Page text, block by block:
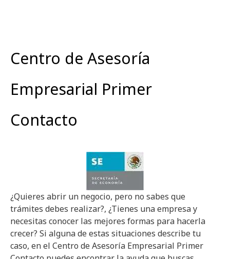
Centro de Asesoría
Empresarial Primer
Contacto
¿Quieres abrir un negocio, pero no sabes que
trámites debes realizar?, ¿Tienes una empresa y
necesitas conocer las mejores formas para hacerla
crecer? Si alguna de estas situaciones describe tu
caso, en el Centro de Asesoría Empresarial Primer